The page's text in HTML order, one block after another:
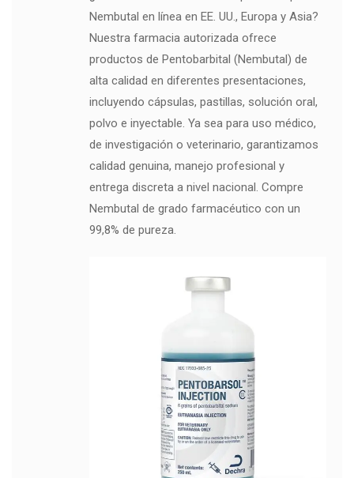
Nembutal en línea en EE. UU., Europa y Asia?
Nuestra farmacia autorizada ofrece
productos de Pentobarbital (Nembutal) de
alta calidad en diferentes presentaciones,
incluyendo cápsulas, pastillas, solución oral,
polvo e inyectable. Ya sea para uso médico,
de investigación o veterinario, garantizamos
calidad genuina, manejo profesional y
entrega discreta a nivel nacional. Compre
Nembutal de grado farmacéutico con un
99,8% de pureza.